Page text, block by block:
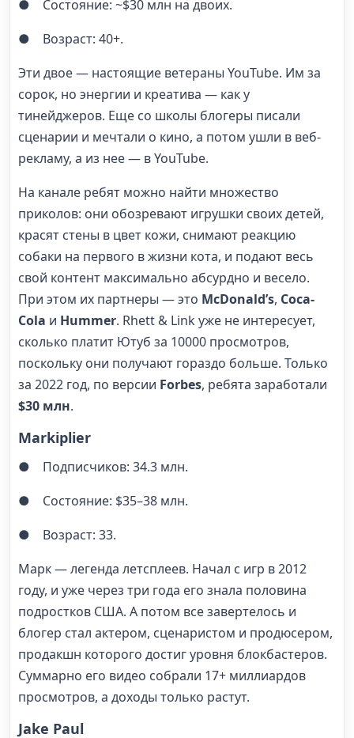
● Состояние: ~$30 млн на двоих.
● Возраст: 40+.
Эти двое — настоящие ветераны YouTube. Им за
сорок, но энергии и креатива — как у
тинейджеров. Еще со школы блогеры писали
сценарии и мечтали о кино, а потом ушли в веб-
рекламу, а из нее — в YouTube.
На канале ребят можно найти множество
приколов: они обозревают игрушки своих детей,
красят стены в цвет кожи, снимают реакцию
собаки на первого в жизни кота, и подают весь
свой контент максимально абсурдно и весело.
При этом их партнеры — это McDonald’s, Coca-
Cola и Hummer. Rhett & Link уже не интересует,
сколько платит Ютуб за 10000 просмотров,
поскольку они получают гораздо больше. Только
за 2022 год, по версии Forbes, ребята заработали
$30 млн.
Markiplier
● Подписчиков: 34.3 млн.
● Состояние: $35–38 млн.
● Возраст: 33.
Марк — легенда летсплеев. Начал с игр в 2012
году, и уже через три года его знала половина
подростков США. А потом все завертелось и
блогер стал актером, сценаристом и продюсером,
продакшн которого достиг уровня блокбастеров.
Суммарно его видео собрали 17+ миллиардов
просмотров, а доходы только растут.
Jake Paul